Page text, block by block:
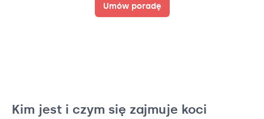
Umów poradę
Kim jest i czym się zajmuje koci